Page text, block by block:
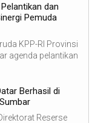
dan
Pemuda
KPP-RI Provinsi
agenda pelantikan
Berhasil di
Reserse